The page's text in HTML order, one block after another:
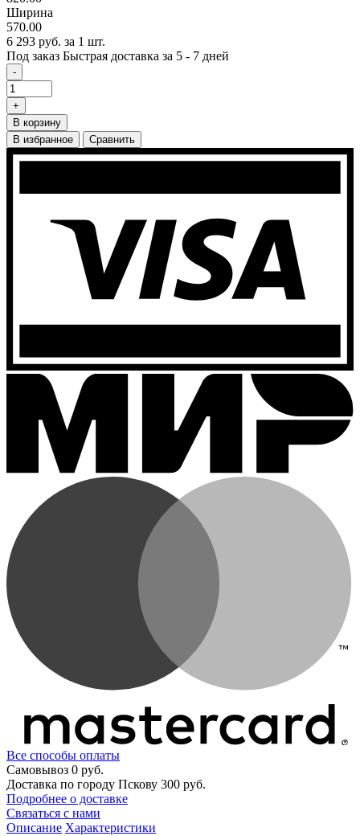
Ширина
570.00
6 293 руб. за 1 шт.
Под заказ Быстрая доставка за 5 - 7 дней
-
+
В корзину
В избранное
Сравнить
Все способы оплаты
Самовывоз 0 руб.
Доставка по городу Пскову 300 руб.
Подробнее о доставке
Связаться с нами
Описание Характеристики